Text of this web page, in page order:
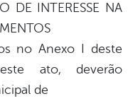
DE INTERESSE NA
no Anexo I deste
ato, deverão
de